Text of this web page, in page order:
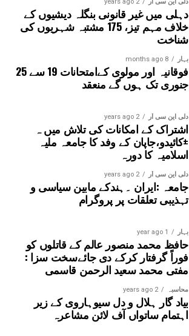
دہلی میں غیر قانونی بنگلہ دیشیوں کے
خلاف مہم تیز، 175 مشتبہ شہریوں کی
شناخت
بہار 8 months ago
فوقانیہ اور مولوی کےامتحانات 19 سے 25
جنوری تک ہوں گے منعقد
دلی این سی آر 2 years ago
اشتراک کے امکانات کی تلاش میں ہ
±کائیدو،جاپان کے وفد کا جامعہ ملیہ
اسلامیہ کا دورہ
دلی این سی آر 2 years ago
جامعہ :ایران ۔ہندکے مابین سیاسی و
تہذیبی تعلقات پر پروگرام
بہار 1 year ago
حافظ محمد منصور عالم کے قاتلوں کو
فوراً گرفتار کرکے دی جائےسخت سزا :
مفتی محمد سعید الرحمن قاسمی
محاسبہ 2 years ago
بیاد گار ہلال و دل سیوہاروی کے زیر
اہتمام ساتواں آف لائن مشاعرہ